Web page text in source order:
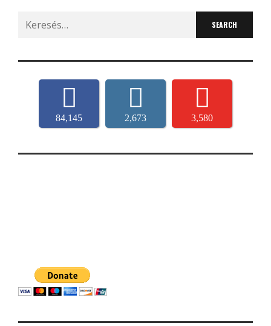
Search
for:
84,145 2,673 3,580